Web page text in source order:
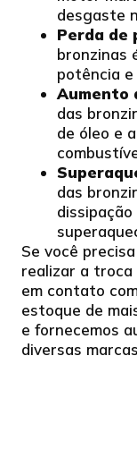
desgaste
Perda de
bronzinas
potência e
Aumento
das
de óleo e
das
Se você
realizar a troca
em contato
estoque de
e fornecemos
diversas